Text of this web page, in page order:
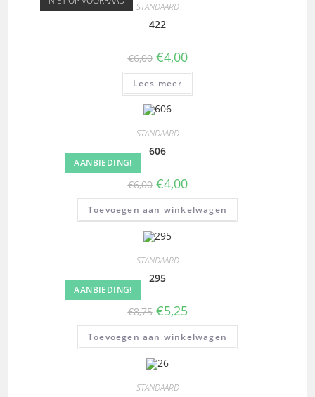
STANDAARD
422
€6,00 €4,00
Lees meer
AANBIEDING!
STANDAARD
606
€6,00 €4,00
Toevoegen aan winkelwagen
AANBIEDING!
STANDAARD
295
€8,75 €5,25
Toevoegen aan winkelwagen
STANDAARD